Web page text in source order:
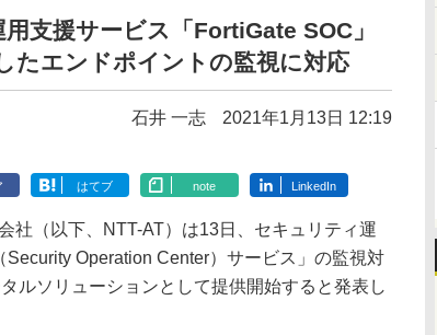
支援サービス「FortiGate SOC」
たエンドポイントの監視に対応
石井 一志 2021年1月13日 12:19
はてブ note LinkedIn
（以下、NTT-AT）は13日、セキュリティ運
Operation Center）サービス」の監視対
ルソリューションとして提供開始すると発表し